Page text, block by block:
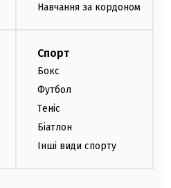
Навчання за кордоном
Спорт
Бокс
Футбол
Теніс
Біатлон
Інші види спорту